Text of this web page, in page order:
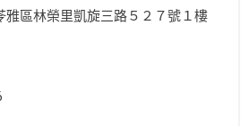
雅區林榮里凱旋三路５２７號１樓